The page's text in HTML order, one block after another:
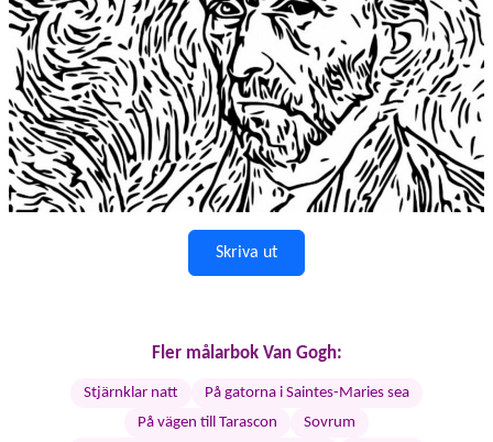
Skriva ut
Fler målarbok Van Gogh:
Stjärnklar natt
På gatorna i Saintes-Maries sea
På vägen till Tarascon
Sovrum